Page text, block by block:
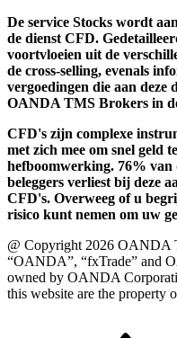
De service Stocks wordt
de dienst CFD.
voortvloeien uit de
de cross-selling, evenals
vergoedingen die aan
OANDA TMS Brokers in
CFD's zijn complexe
met zich mee om snel geld
hefboomwerking. 76% van
beleggers verliest bij deze
CFD's. Overweeg of u
risico kunt nemen om uw
@ Copyright 2026 OANDA
“OANDA”, “fxTrade” and
owned by OANDA
this website are the property